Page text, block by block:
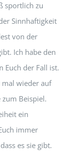
sportlich zu
Sinnhaftigkeit
von der
Ich habe den
Euch der Fall ist.
wieder auf
zum Beispiel.
ein
immer
es sie gibt.